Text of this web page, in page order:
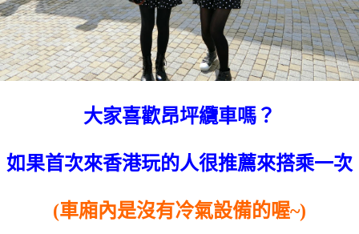
大家喜歡昂坪纜車嗎？
如果首次來香港玩的人很推薦來搭乘一次
(車廂內是沒有冷氣設備的喔~)